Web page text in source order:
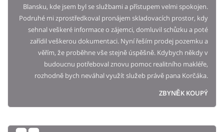
Blansku, kde jsem byl se službami a přístupem velmi spokojen.
Podruhé mi zprostředkoval pronájem skladovacích prostor, kdy
sehnal veškeré informace o zájemci, domluvil schůzku a poté
zařídil veškerou dokumentaci. Nyní řeším prodej pozemku a
věřím, že proběhne vše stejně úspěšně. Kdybych někdy v
budoucnu potřeboval znovu pomoc realitního makléře,
rozhodně bych neváhal využít služeb právě pana Korčáka.
ZBYNĚK KOUPÝ